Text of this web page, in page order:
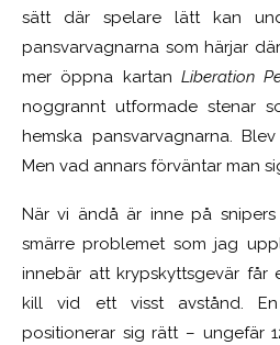
sätt där spelare lätt kan
pansvarvagnarna som härjar
mer öppna kartan Liberation
noggrannt utformade stenar
hemska pansvarvagnarna.
Men vad annars förväntar man
När vi ändå är inne på
smärre problemet som jag
innebär att krypskyttsgevär får
kill vid ett visst avstånd.
positionerar sig rätt – ungefär